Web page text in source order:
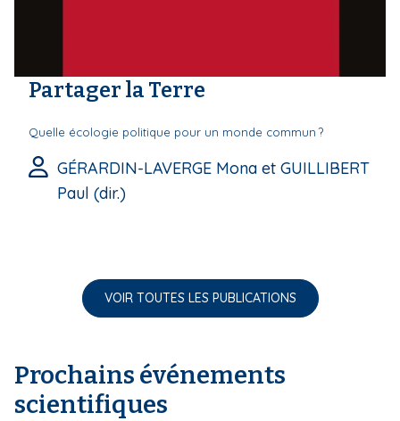
Partager la Terre
Quelle écologie politique pour un monde commun ?
GÉRARDIN-LAVERGE Mona et GUILLIBERT
Paul (dir.)
VOIR TOUTES LES PUBLICATIONS
Prochains événements
scientifiques